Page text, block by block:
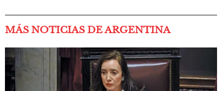
MÁS NOTICIAS DE ARGENTINA